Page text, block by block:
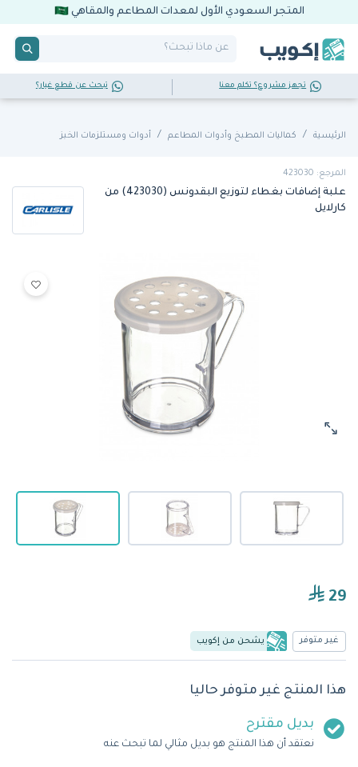
المتجر السعودي الأول لمعدات المطاعم والمقاهي
تجهز مشروع؟ تكلم معنا تبحث عن قطع غيار؟
الرئيسية كماليات المطبخ وأدوات المطاعم أدوات ومستلزمات الخبز
المرجع: 423030
علبة إضافات بغطاء لتوزيع البقدونس (423030) من
كارلايل
29
غير متوفر يشحن من إكويب
هذا المنتج غير متوفر حاليا
بديل مقترح
نعتقد أن هذا المنتج هو بديل مثالي لما تبحث عنه